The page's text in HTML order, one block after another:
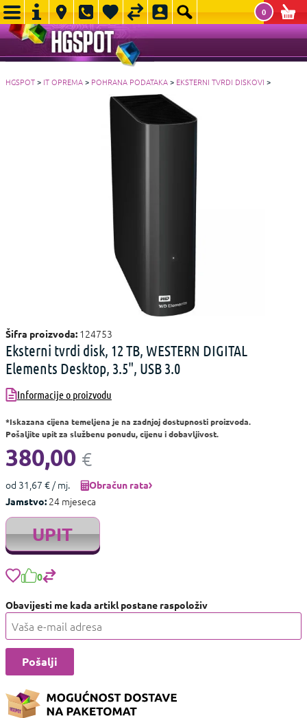
0
HGSPOT> IT OPREMA> POHRANA PODATAKA> EKSTERNI TVRDI DISKOVI >
Šifra proizvoda: 124753
Eksterni tvrdi disk, 12 TB, WESTERN DIGITAL
Elements Desktop, 3.5", USB 3.0
Informacije o proizvodu
*Iskazana cijena temeljena je na zadnjoj dostupnosti proizvoda.
Pošaljite upit za službenu ponudu, cijenu i dobavljivost.
380,00 €
od 31,67 € / mj.
Obračun rata
Jamstvo: 24 mjeseca
UPIT
0
Obavijesti me kada artikl postane raspoloživ